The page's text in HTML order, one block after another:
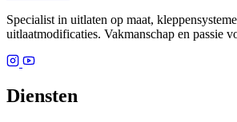
Specialist in uitlaten op maat,
uitlaatmodificaties. Vakmanschap en passie
Diensten